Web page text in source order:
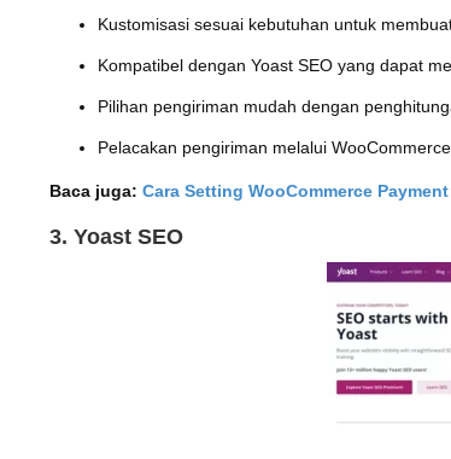
Kustomisasi sesuai kebutuhan untuk
Kompatibel dengan Yoast SEO yang dapat
Pilihan pengiriman mudah dengan
Pelacakan pengiriman melalui
Baca juga: Cara Setting WooCommerce
3. Yoast SEO